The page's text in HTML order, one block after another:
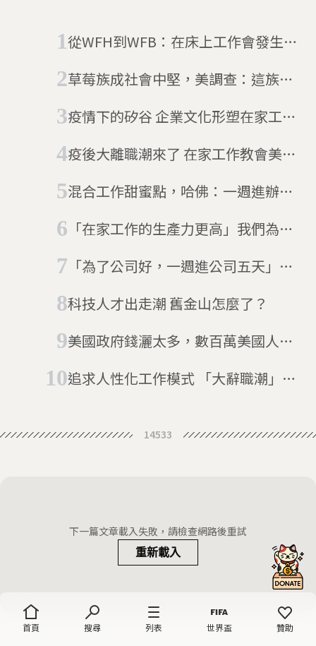
首頁 搜尋 列表 世界盃 贊助
從WFH到WFB：在床上工作會發生什
草莓族成社會中堅，美調查：這族群
疫情下的矽谷 企業文化形塑在家工作
疫後大離職潮來了 在家工作教會美國
混合工作甜蜜點，哈佛：一週進辦公
「在家工作的生產力更高」我們為什
「為了公司好，一週進公司五天」
科技人才出走潮 舊金山怎麼了？
美國政府錢灑太多，數百萬美國人勇
追求人性化工作模式 「大辭職潮」吹
14533
下一篇文章載入失敗，請檢查網路後重試
重新載入